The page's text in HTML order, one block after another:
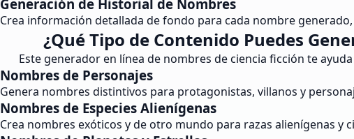
Generación de Historial de Nombres
Crea información detallada de fondo para cada nombre
¿Qué Tipo de Contenido Puedes
Este generador en línea de nombres de ciencia ficción te
Nombres de Personajes
Genera nombres distintivos para protagonistas, villanos y
Nombres de Especies Alienígenas
Crea nombres exóticos y de otro mundo para razas alienígenas